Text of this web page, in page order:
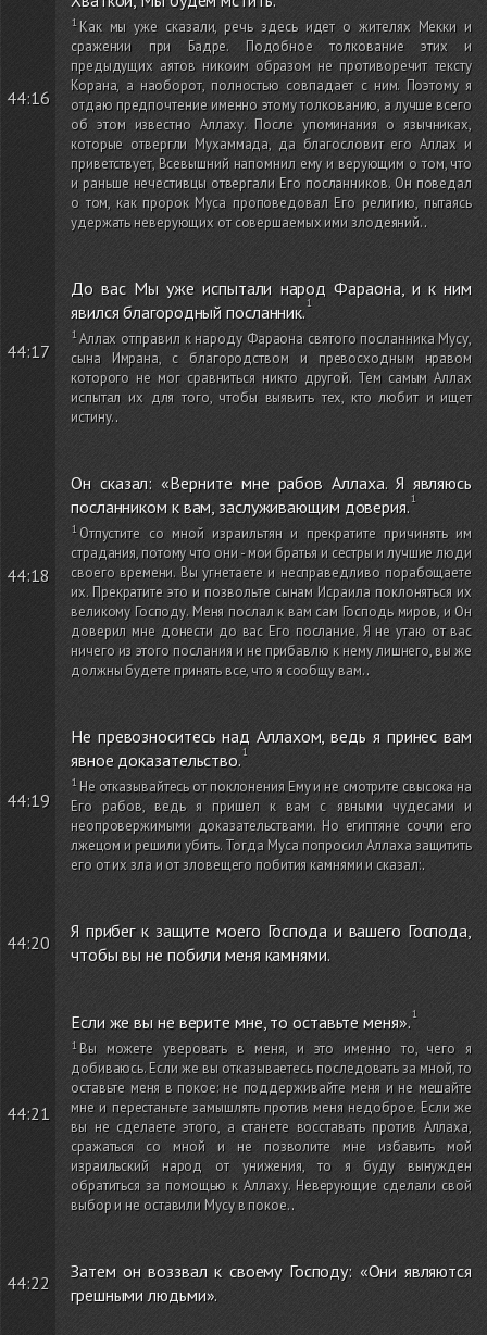
44:16
Как мы уже сказали, речь здесь идет о жителях Мекки и
сражении при Бадре. Подобное толкование этих и
предыдущих аятов никоим образом не противоречит тексту
Корана, а наоборот, полностью совпадает с ним. Поэтому я
отдаю предпочтение именно этому толкованию, а лучше всего
об этом известно Аллаху. После упоминания о язычниках,
которые отвергли Мухаммада, да благословит его Аллах и
приветствует, Всевышний напомнил ему и верующим о том, что
и раньше нечестивцы отвергали Его посланников. Он поведал
о том, как пророк Муса проповедовал Его религию, пытаясь
удержать неверующих от совершаемых ими злодеяний..
44:17
До вас Мы уже испытали народ Фараона, и к ним
явился благородный посланник.
Аллах отправил к народу Фараона святого посланника Мусу,
сына Имрана, с благородством и превосходным нравом
которого не мог сравниться никто другой. Тем самым Аллах
испытал их для того, чтобы выявить тех, кто любит и ищет
истину..
44:18
Он сказал: «Верните мне рабов Аллаха. Я являюсь
посланником к вам, заслуживающим доверия.
Отпустите со мной израильтян и прекратите причинять им
страдания, потому что они - мои братья и сестры и лучшие люди
своего времени. Вы угнетаете и несправедливо порабощаете
их. Прекратите это и позвольте сынам Исраила поклоняться их
великому Господу. Меня послал к вам сам Господь миров, и Он
доверил мне донести до вас Его послание. Я не утаю от вас
ничего из этого послания и не прибавлю к нему лишнего, вы же
должны будете принять все, что я сообщу вам..
44:19
Не превозноситесь над Аллахом, ведь я принес вам
явное доказательство.
Не отказывайтесь от поклонения Ему и не смотрите свысока на
Его рабов, ведь я пришел к вам с явными чудесами и
неопровержимыми доказательствами. Но египтяне сочли его
лжецом и решили убить. Тогда Муса попросил Аллаха защитить
его от их зла и от зловещего побития камнями и сказал:.
44:20
Я прибег к защите моего Господа и вашего Господа,
чтобы вы не побили меня камнями.
44:21
Если же вы не верите мне, то оставьте меня».
Вы можете уверовать в меня, и это именно то, чего я
добиваюсь. Если же вы отказываетесь последовать за мной, то
оставьте меня в покое: не поддерживайте меня и не мешайте
мне и перестаньте замышлять против меня недоброе. Если же
вы не сделаете этого, а станете восставать против Аллаха,
сражаться со мной и не позволите мне избавить мой
израильский народ от унижения, то я буду вынужден
обратиться за помощью к Аллаху. Неверующие сделали свой
выбор и не оставили Мусу в покое..
44:22
Затем он воззвал к своему Господу: «Они являются
грешными людьми».